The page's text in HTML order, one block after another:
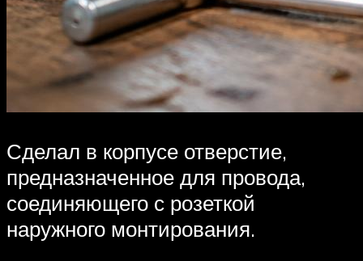
Сделал в корпусе отверстие,
предназначенное для провода,
соединяющего с розеткой
наружного монтирования.